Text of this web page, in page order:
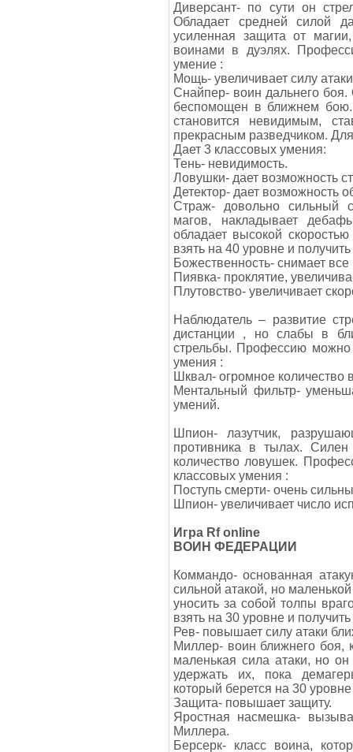
Диверсант- по сути он
Обладает средней силой
усиленная защита от
воинами в дуэлях.
умение :
Мощь- увеличивает силу
Снайпер- воин дальнего боя.
беспомощен в ближнем
становится невидимым,
прекрасным разведчиком.
Дает 3 классовых умения:
Тень- невидимость.
Ловушки- дает возможность
Детектор- дает возможность
Страж- довольно сильный
магов, накладывает
обладает высокой
взять на 40 уровне и
Божественность- снимает все
Пиявка- проклятие,
Плутовство- увеличивает
Наблюдатель – развитие
дистанции , но слабы в
стрельбы. Профессию можно
умения :
Шквал- огромное количество
Ментальный фильтр-
умений.
Шпион- лазутчик,
противника в тылах.
количество ловушек.
классовых умения :
Поступь смерти- очень
Шпион- увеличивает число
Игра Rf online
ВОИН ФЕДЕРАЦИИ
Коммандо- основанная
сильной атакой, но
уносить за собой толпы
взять на 30 уровне и
Рев- повышает силу атаки
Миллер- воин ближнего боя,
маленькая сила атаки, но
удержать их, пока
который берется на 30
Защита- повышает защиту.
Яростная насмешка-
Миллера.
Берсерк- класс воина,